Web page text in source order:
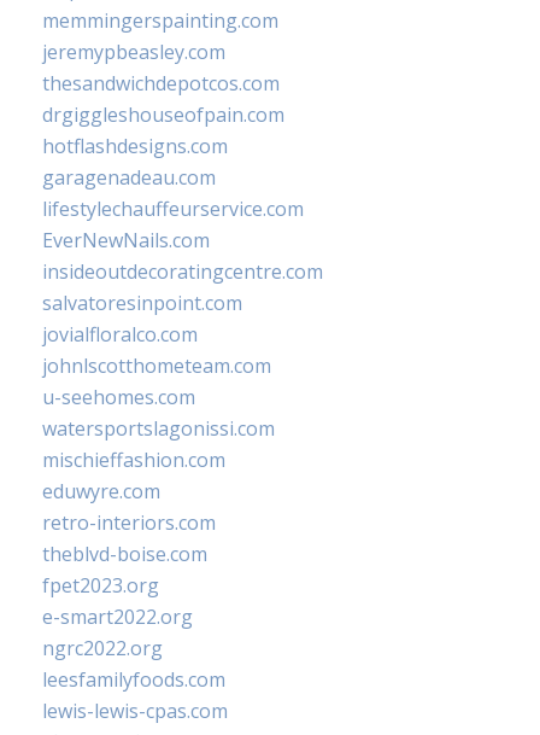
memmingerspainting.com
jeremypbeasley.com
thesandwichdepotcos.com
drgiggleshouseofpain.com
hotflashdesigns.com
garagenadeau.com
lifestylechauffeurservice.com
EverNewNails.com
insideoutdecoratingcentre.com
salvatoresinpoint.com
jovialfloralco.com
johnlscotthometeam.com
u-seehomes.com
watersportslagonissi.com
mischieffashion.com
eduwyre.com
retro-interiors.com
theblvd-boise.com
fpet2023.org
e-smart2022.org
ngrc2022.org
leesfamilyfoods.com
lewis-lewis-cpas.com